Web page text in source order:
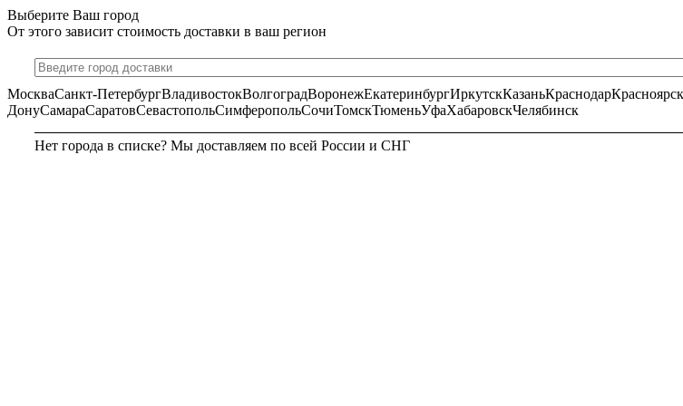
Выберите Ваш город
От этого зависит стоимость доставки в ваш регион
МоскваСанкт-ПетербургВладивостокВолгоградВоронежЕкатеринбургИркутскКазаньКраснодарКрасноярск
ДонуСамараСаратовСевастопольСимферопольСочиТомскТюменьУфаХабаровскЧелябинск
Нет города в списке? Мы доставляем по всей России и СНГ